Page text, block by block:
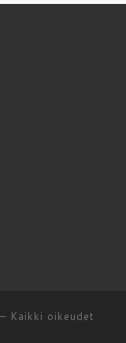
– Kaikki oikeudet